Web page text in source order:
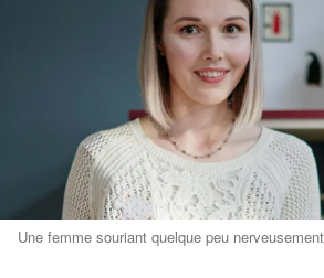
Une femme souriant quelque peu